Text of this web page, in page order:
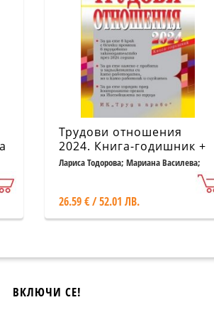
Трудови отношения
2024. Книга-годишник +
достъп до сайт
Лариса Тодорова; Мариана Василева;
26.59 € / 52.01 ЛВ.
ВКЛЮЧИ СЕ!